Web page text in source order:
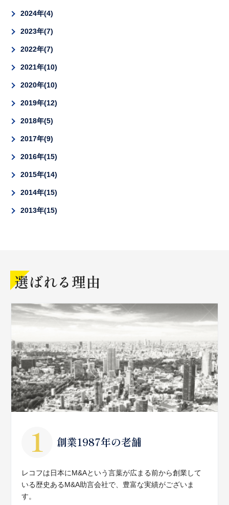
2024年 4
2023年 7
2022年 7
2021年 10
2020年 10
2019年 12
2018年 5
2017年 9
2016年 15
2015年 14
2014年 15
2013年 15
選ばれる理由
創業1987年の老舗
レコフは日本にM&Aという言葉が広まる前から創業して
いる歴史あるM&A助言会社で、豊富な実績がございま
す。